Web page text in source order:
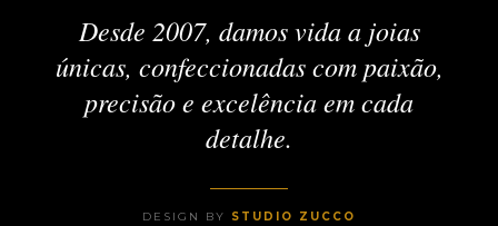
Desde 2007, damos vida a joias
únicas, confeccionadas com paixão,
precisão e excelência em cada
detalhe.
DESIGN BY STUDIO ZUCCO